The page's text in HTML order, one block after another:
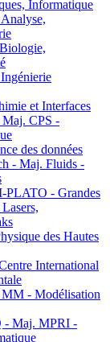
Informatique
et Interfaces
CPS -
des données
- Maj. Fluids -
- Grandes
des Hautes
International
- Modélisation
- Maj. MPRI -